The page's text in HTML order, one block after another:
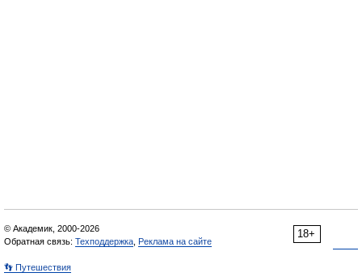
18+
© Академик, 2000-2026
Обратная связь: Техподдержка Реклама на сайте
👣 Путешествия